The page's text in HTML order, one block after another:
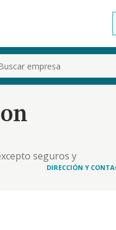
seguros y
gestion empresarial;
DIRECCIÓN Y